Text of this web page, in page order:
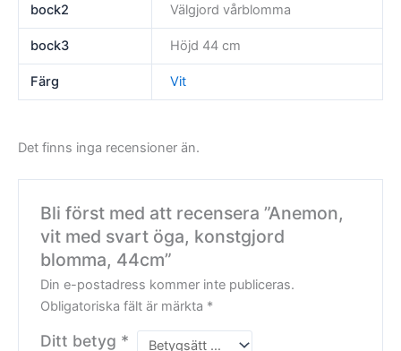
bock2 Välgjord vårblomma
bock3 Höjd 44 cm
Färg Vit
Det finns inga recensioner än.
Bli först med att recensera ”Anemon,
vit med svart öga, konstgjord
blomma, 44cm”
Din e-postadress kommer inte publiceras.
Obligatoriska fält är märkta *
Ditt betyg *